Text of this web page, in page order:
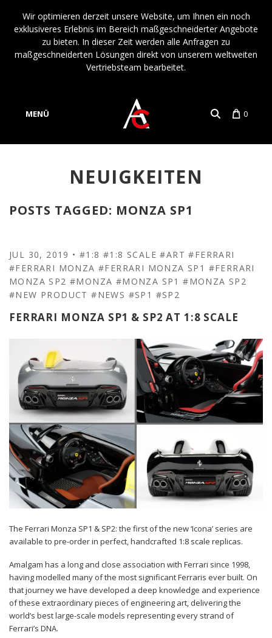
Wir optimieren derzeit unsere Website, um Ihnen ein noch
exklusiveres Erlebnis im Bereich maßgeschneiderter Angebote
zu bieten. In dieser Zeit werden alle Anfragen zu
maßgeschneiderten Lösungen direkt von unserem weltweiten
Vertriebsteam bearbeitet.
MENÜ 0
NEUIGKEITEN
POSTS TAGGED: MONZA SP1
JUL 30, 2019 •#1:8 #1:8 SCALE #ART #FERRARI
#FERRARI MONZA #FERRARI MONZA SP1 #FERRARI
MONZA SP2 #MONZA #MONZA SP1 #MONZA SP2
#NEW PRODUCT #NEWS #SP1 #SP2
FERRARI MONZA SP1 & SP2 AT 1:8 SCALE
The Ferrari Monza SP1 & SP2: the first of the new ‘Icona’ series are
available to pre-order in perfect, handcrafted 1:8 scale replicas.
Amalgam has a long and close association with Ferrari since 1998,
having modelled many of the most significant Ferraris ever built. On
that journey we have developed a deep knowledge and experience
of these extraordinary pieces of engineering art, delivering the
world’s best large-scale models representing every strand of
Ferrari’s DNA.